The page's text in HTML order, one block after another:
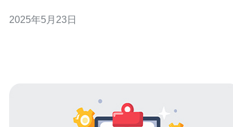
备，BGP高防服务器具有更高的智能化和可扩展性，
2025年5月23日